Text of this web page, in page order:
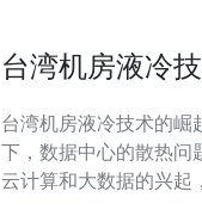
台湾机房液冷
台湾机房液冷技术的崛
下，数据中心的散热问
云计算和大数据的兴起